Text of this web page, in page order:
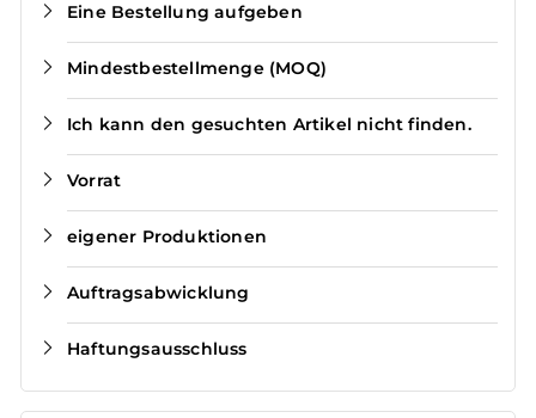
Eine Bestellung aufgeben
Mindestbestellmenge (MOQ)
Ich kann den gesuchten Artikel nicht finden.
Vorrat
eigener Produktionen
Auftragsabwicklung
Haftungsausschluss